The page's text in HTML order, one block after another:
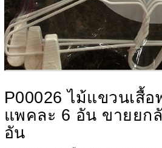
P00026 ไม้แขวนเสื้
แพคละ 6 อัน ขายยก
อัน